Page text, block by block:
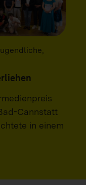
Cannstatt
in einem